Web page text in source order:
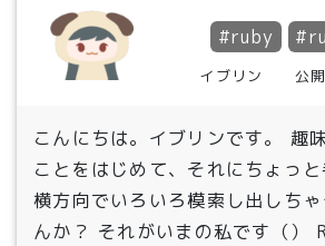
#ruby
イブリン 公
こんにちは。イブリンです。 趣
ことをはじめて、それにちょっ
横方向でいろいろ模索し出しち
んか？ それがいまの私です（）